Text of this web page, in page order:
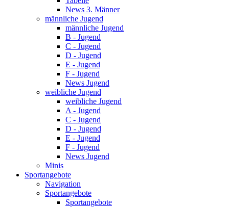
News 3. Männer
männliche Jugend
männliche Jugend
B - Jugend
C - Jugend
D - Jugend
E - Jugend
F - Jugend
News Jugend
weibliche Jugend
weibliche Jugend
A - Jugend
C - Jugend
D - Jugend
E - Jugend
F - Jugend
News Jugend
Minis
Sportangebote
Navigation
Sportangebote
Sportangebote